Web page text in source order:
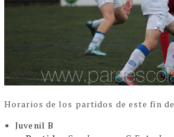
Horarios de los partidos de este fin de
Juvenil B